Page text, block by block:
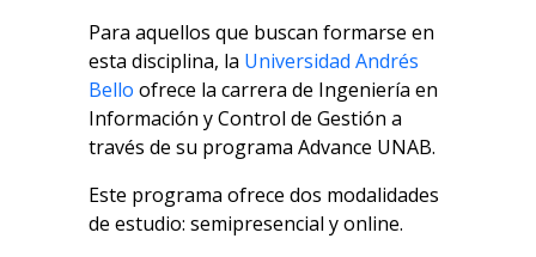
Para aquellos que buscan formarse en
esta disciplina, la Universidad Andrés
Bello ofrece la carrera de Ingeniería en
Información y Control de Gestión a
través de su programa Advance UNAB.
Este programa ofrece dos modalidades
de estudio: semipresencial y online.